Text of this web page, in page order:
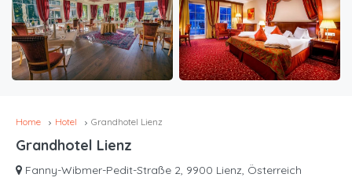
Home Hotel Grandhotel Lienz
Grandhotel Lienz
Fanny-Wibmer-Pedit-Straße 2, 9900 Lienz, Österreich